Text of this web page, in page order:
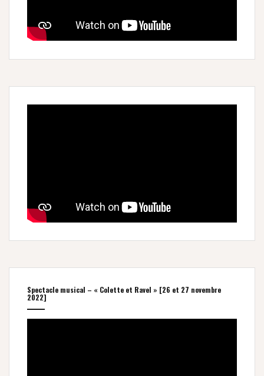
Spectacle musical – « Colette et Ravel » [26 et 27 novembre
2022]